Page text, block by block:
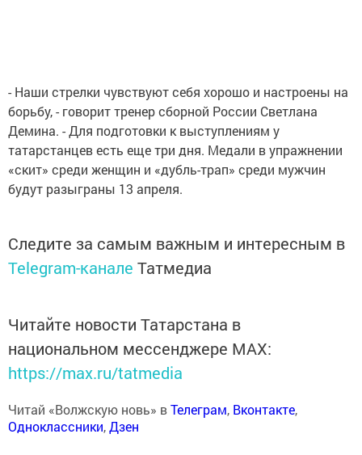
- Наши стрелки чувствуют себя хорошо и настроены на
борьбу, - говорит тренер сборной России Светлана
Демина. - Для подготовки к выступлениям у
татарстанцев есть еще три дня. Медали в упражнении
«скит» среди женщин и «дубль-трап» среди мужчин
будут разыграны 13 апреля.
Следите за самым важным и интересным в
Telegram-канале Татмедиа
Читайте новости Татарстана в
национальном мессенджере MАХ:
https://max.ru/tatmedia
Читай «Волжскую новь» вТелеграм, Вконтакте,
Одноклассники,Дзен